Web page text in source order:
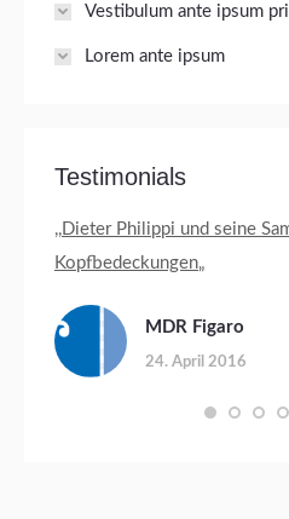
Vestibulum ante ipsum
Lorem ante ipsum
Testimonials
,,Dieter Philippi und seine
Kopfbedeckungen„
MDR Figaro
24. April 2016